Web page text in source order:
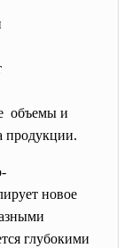
объе­мы и
продукции.
новое
глубокими